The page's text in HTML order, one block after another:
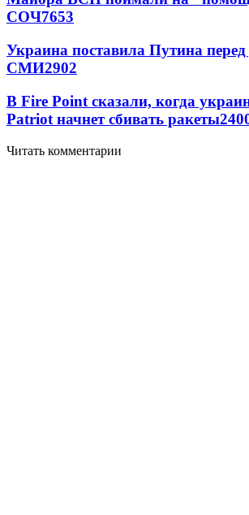
СОЧ7653
Украина поставила Путина
СМИ2902
В Fire Point сказали, когда
Patriot начнет сбивать ракеты
Читать комментарии